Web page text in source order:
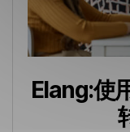
Elang:使